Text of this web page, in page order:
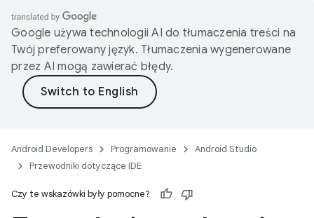
Google używa technologii AI do tłumaczenia treści na
Twój preferowany język. Tłumaczenia wygenerowane
przez AI mogą zawierać błędy.
Android Developers Programowanie
Android Studio
Przewodniki dotyczące IDE
Czy te wskazówki były pomocne?